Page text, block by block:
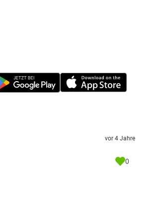
vor 4 Jahre
0